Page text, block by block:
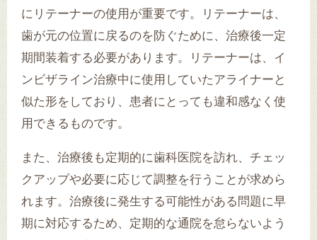
にリテーナーの使用が重要です。リテーナーは、
歯が元の位置に戻るのを防ぐために、治療後一定
期間装着する必要があります。リテーナーは、イ
ンビザライン治療中に使用していたアライナーと
似た形をしており、患者にとっても違和感なく使
用できるものです。
また、治療後も定期的に歯科医院を訪れ、チェッ
クアップや必要に応じて調整を行うことが求めら
れます。治療後に発生する可能性がある問題に早
期に対応するため、定期的な通院を怠らないよう